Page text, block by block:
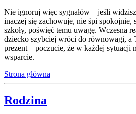
Nie ignoruj więc sygnałów – jeśli
inaczej się zachowuje, nie śpi spokojnie,
szkoły, poświęć temu uwagę. Wczesna
dziecko szybciej wróci do równowagi, a
prezent – poczucie, że w każdej sytuacji
wsparcie.
Strona główna
Rodzina